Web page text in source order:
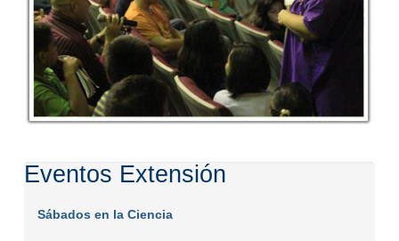
Eventos Extensión
Sábados en la Ciencia